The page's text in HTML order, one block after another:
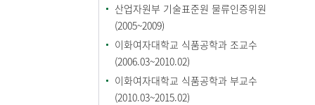
산업자원부 기술표준원 물류인증위원
(2005~2009)
이화여자대학교 식품공학과 조교수
(2006.03~2010.02)
이화여자대학교 식품공학과 부교수
(2010.03~2015.02)